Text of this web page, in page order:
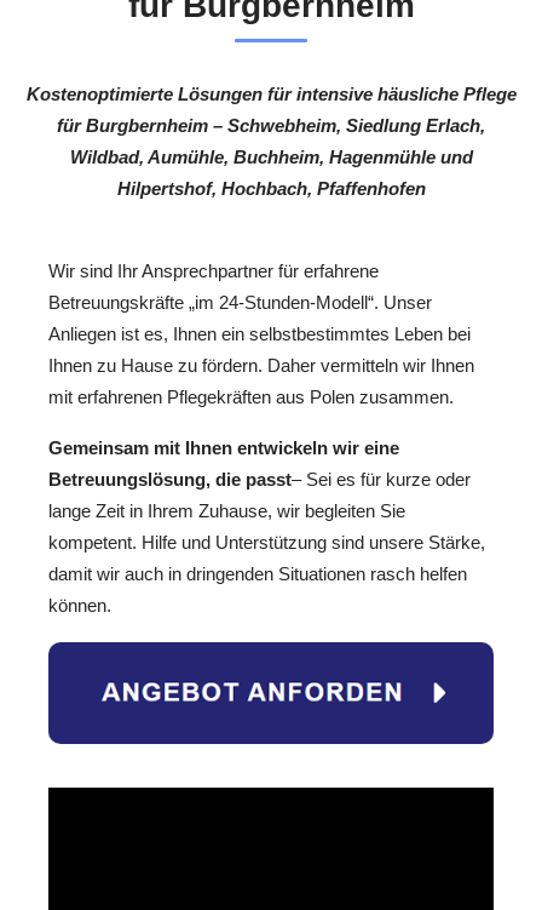
Kostenoptimierte Lösungen für intensive häusliche Pflege
für Burgbernheim – Schwebheim, Siedlung Erlach,
Wildbad, Aumühle, Buchheim, Hagenmühle und
Hilpertshof, Hochbach, Pfaffenhofen
Wir sind Ihr Ansprechpartner für erfahrene
Betreuungskräfte „im 24-Stunden-Modell“. Unser
Anliegen ist es, Ihnen ein selbstbestimmtes Leben bei
Ihnen zu Hause zu fördern. Daher vermitteln wir Ihnen
mit erfahrenen Pflegekräften aus Polen zusammen.
Gemeinsam mit Ihnen entwickeln wir eine
Betreuungslösung, die passt– Sei es für kurze oder
lange Zeit in Ihrem Zuhause, wir begleiten Sie
kompetent. Hilfe und Unterstützung sind unsere Stärke,
damit wir auch in dringenden Situationen rasch helfen
können.